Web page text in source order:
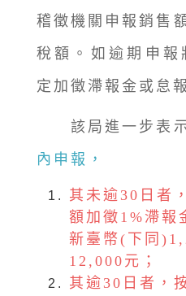
稽徵機關申報銷售
稅額。如逾期申報
定加徵滯報金或怠
該局進一步表示
內申報，
其未逾30日者
額加徵1%滯報
新臺幣(下同
12,000元；
其逾30日者，